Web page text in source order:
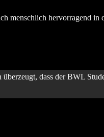
menschlich hervorragend in
dass der BWL